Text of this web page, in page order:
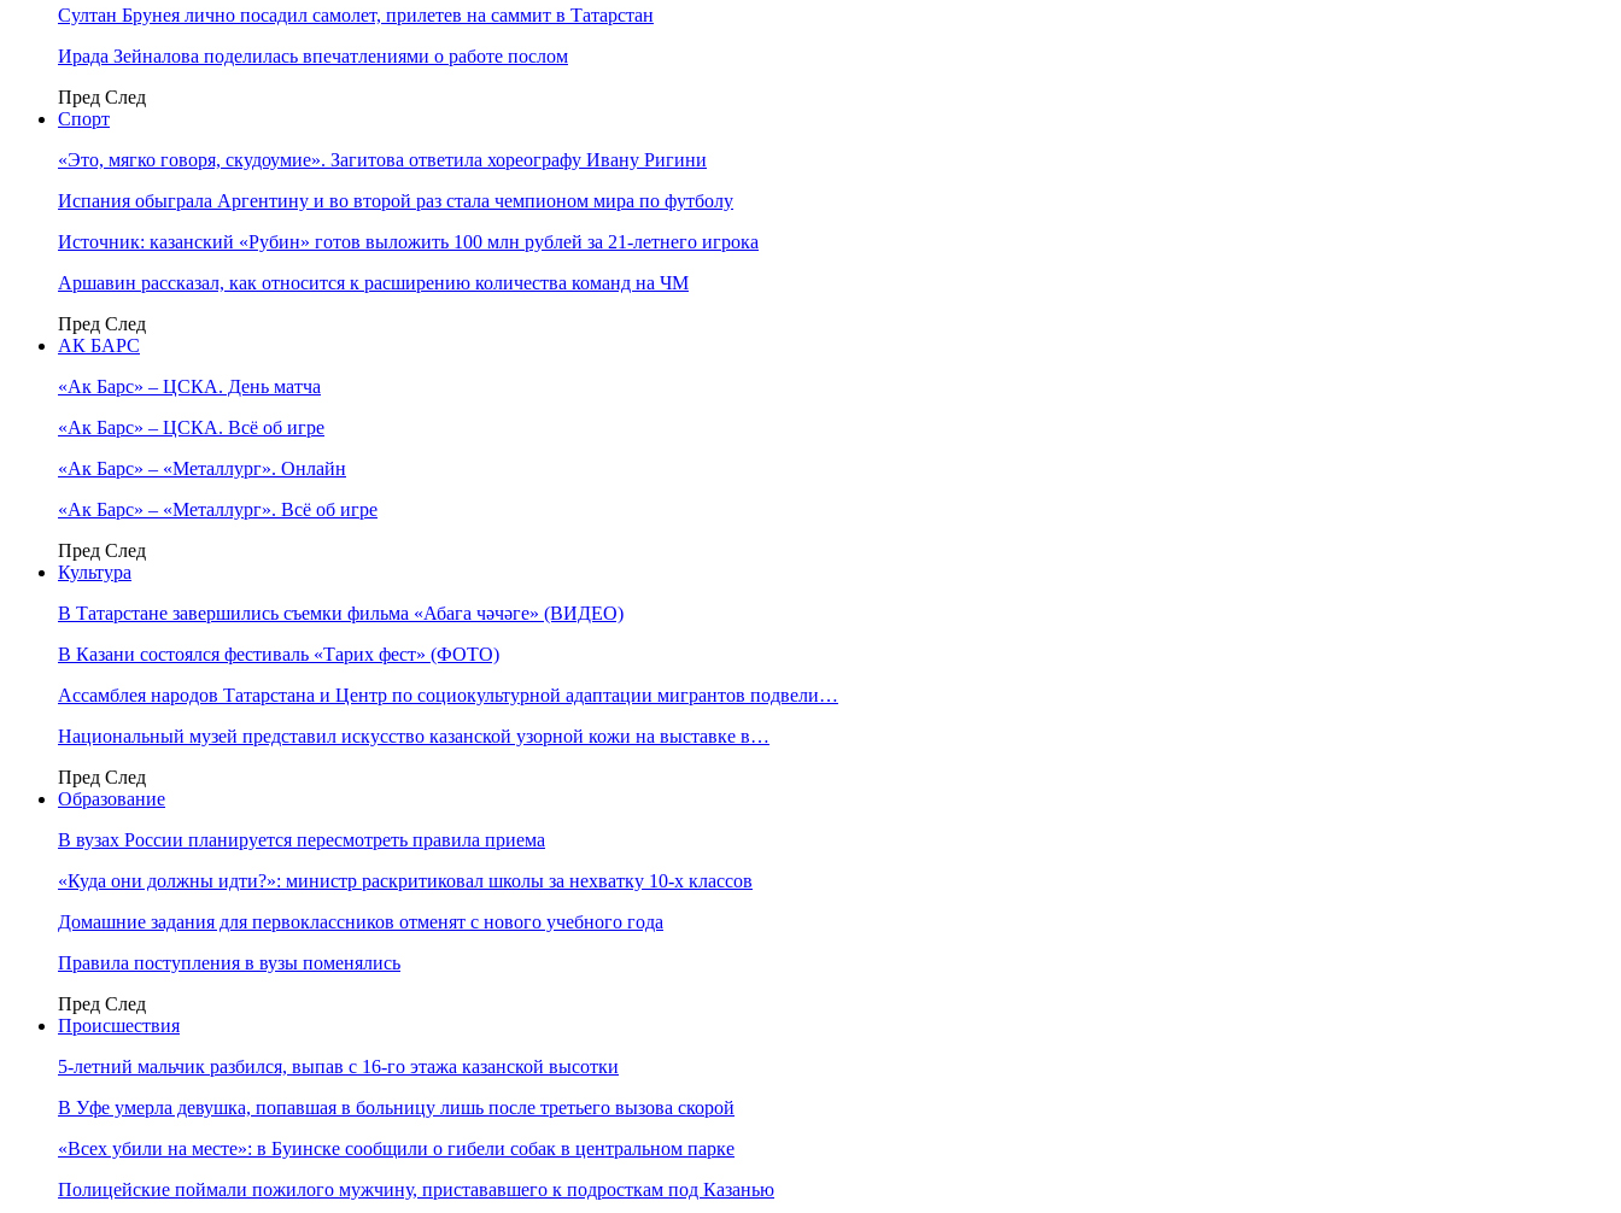
Султан Брунея лично посадил самолет, прилетев на саммит в Татарстан
Ирада Зейналова поделилась впечатлениями о работе послом
Пред След
Спорт
«Это, мягко говоря, скудоумие». Загитова ответила хореографу Ивану Ригини
Испания обыграла Аргентину и во второй раз стала чемпионом мира по футболу
Источник: казанский «Рубин» готов выложить 100 млн рублей за 21-летнего игрока
Аршавин рассказал, как относится к расширению количества команд на ЧМ
Пред След
АК БАРС
«Ак Барс» – ЦСКА. День матча
«Ак Барс» – ЦСКА. Всё об игре
«Ак Барс» – «Металлург». Онлайн
«Ак Барс» – «Металлург». Всё об игре
Пред След
Культура
В Татарстане завершились съемки фильма «Абага чәчәге» (ВИДЕО)
В Казани состоялся фестиваль «Тарих фест» (ФОТО)
Ассамблея народов Татарстана и Центр по социокультурной адаптации мигрантов подвели…
Национальный музей представил искусство казанской узорной кожи на выставке в…
Пред След
Образование
В вузах России планируется пересмотреть правила приема
«Куда они должны идти?»: министр раскритиковал школы за нехватку 10-х классов
Домашние задания для первоклассников отменят с нового учебного года
Правила поступления в вузы поменялись
Пред След
Происшествия
5-летний мальчик разбился, выпав с 16-го этажа казанской высотки
В Уфе умерла девушка, попавшая в больницу лишь после третьего вызова скорой
«Всех убили на месте»: в Буинске сообщили о гибели собак в центральном парке
Полицейские поймали пожилого мужчину, пристававшего к подросткам под Казанью